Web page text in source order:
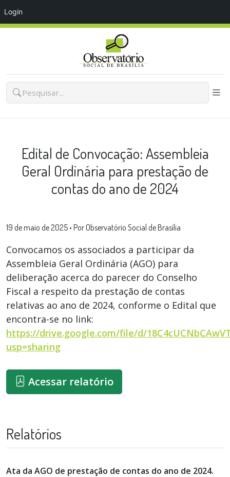
Login
Edital de Convocação: Assembleia
Geral Ordinária para prestação de
contas do ano de 2024
19 de maio de 2025 • Por Observatório Social de Brasília
Convocamos os associados a participar da
Assembleia Geral Ordinária (AGO) para
deliberação acerca do parecer do Conselho
Fiscal a respeito da prestação de contas
relativas ao ano de 2024, conforme o Edital que
encontra-se no link:
https://drive.google.com/file/d/
usp=sharing
Acessar relatório
Relatórios
Ata da AGO de prestação de contas do ano de 2024.